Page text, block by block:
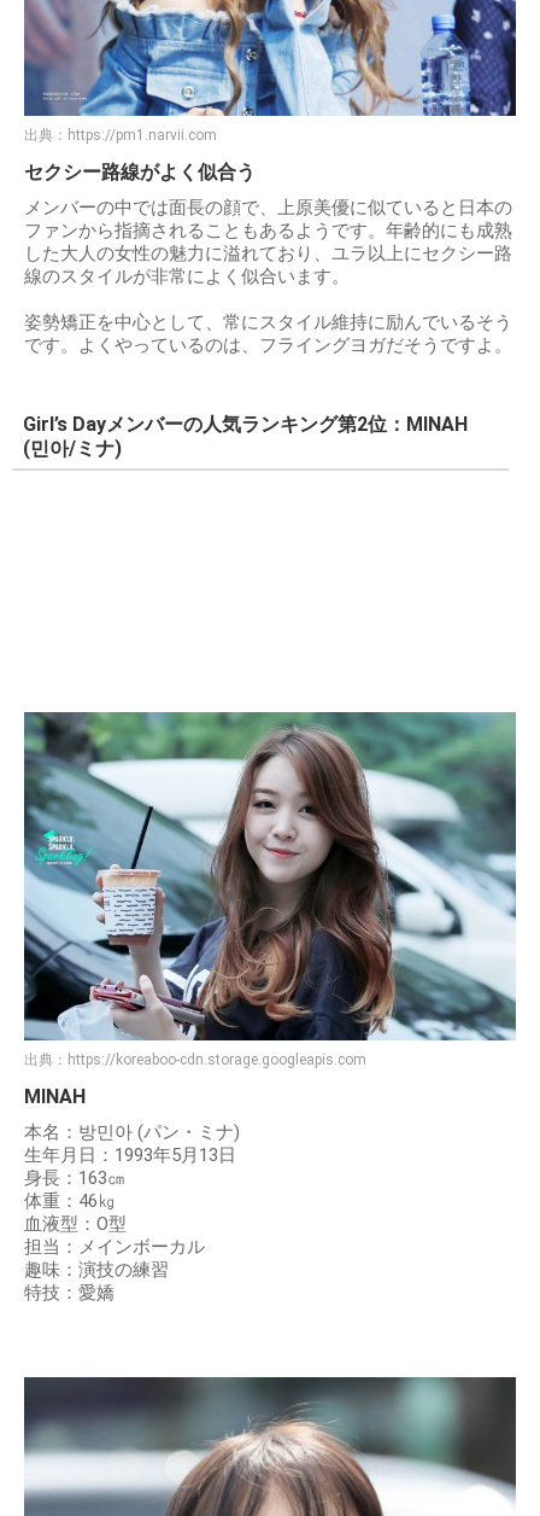
出典： https://pm1.narvii.com
セクシー路線がよく似合う
メンバーの中では面長の顔で、上原美優に似ていると日本の
ファンから指摘されることもあるようです。年齢的にも成熟
した大人の女性の魅力に溢れており、ユラ以上にセクシー路
線のスタイルが非常によく似合います。
姿勢矯正を中心として、常にスタイル維持に励んでいるそう
です。よくやっているのは、フライングヨガだそうですよ。
Girl’s Dayメンバーの人気ランキング第2位：MINAH
(민아/ミナ)
出典： https://koreaboo-cdn.storage.googleapis.com
MINAH
本名：방민아 (パン・ミナ)
生年月日：1993年5月13日
身長：163㎝
体重：46㎏
血液型：O型
担当：メインボーカル
趣味：演技の練習
特技：愛嬌